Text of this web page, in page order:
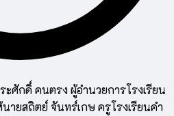
ศักดิ์ คนตรง ผู้อำนวยการโรงเรียน
ายสถิตย์ จันทร์เกษ ครูโรงเรียนคำ